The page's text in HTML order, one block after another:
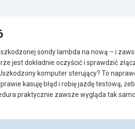
sondy lambda na nową – i
jest dokładnie oczyścić i sprawdzić
komputer sterujący? To
kasuję błąd i robię jazdę testową,
praktycznie zawsze wygląda tak